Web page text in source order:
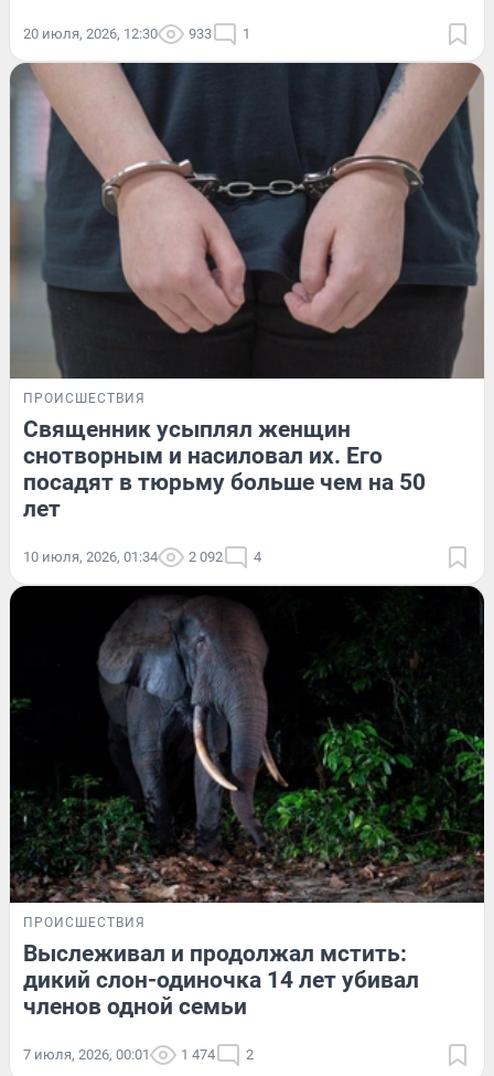
20 июля, 2026, 12:30 933 1
ПРОИСШЕСТВИЯ
Священник усыплял женщин
снотворным и насиловал их. Его
посадят в тюрьму больше чем на 50
лет
10 июля, 2026, 01:34 2 092 4
ПРОИСШЕСТВИЯ
Выслеживал и продолжал мстить:
дикий слон-одиночка 14 лет убивал
членов одной семьи
7 июля, 2026, 00:01 1 474 2